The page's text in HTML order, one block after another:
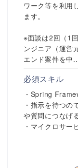
ワーク等を利用
ます。
※面談は2回（1
ンジニア（運営
エンド案件を中
必須スキル
・Spring
・指示を待つの
や質問につなげ
・マイクロサー